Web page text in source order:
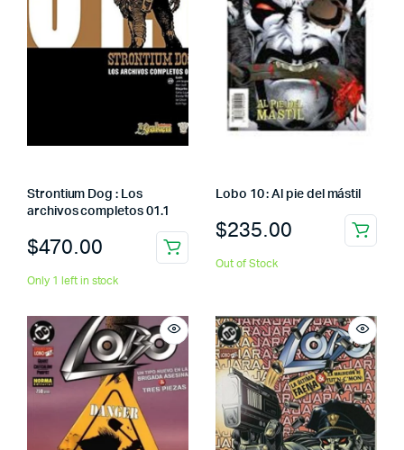
Strontium Dog : Los
archivos completos 01.1
$470.00
Only 1 left in stock
Lobo 10 : Al pie del mástil
$235.00
Out of Stock